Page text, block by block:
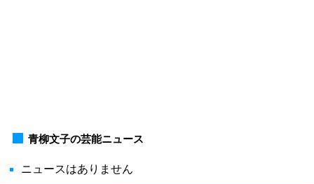
青柳文子の芸能ニュース
ニュースはありません